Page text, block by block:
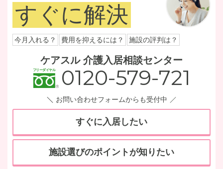
すぐに解決
今月入れる？ 費用を抑えるには？ 施設の評判は？
ケアスル 介護入居相談センター
0120-579-721
お問い合わせフォームからも受付中
すぐに入居したい
施設選びのポイントが知りたい